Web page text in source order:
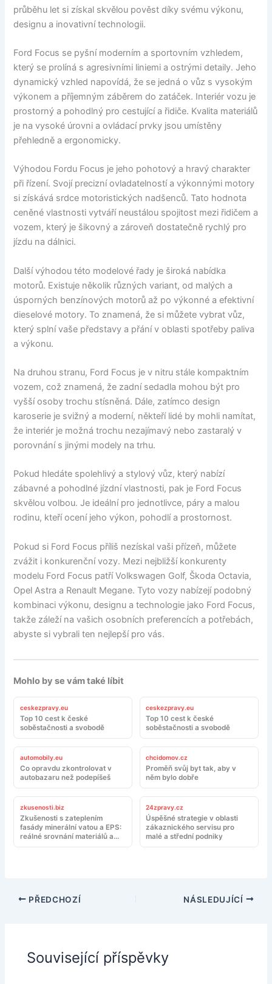
průběhu let si získal skvělou pověst díky svému výkonu,
designu a inovativní technologii.
Ford Focus se pyšní moderním a sportovním vzhledem,
který se prolíná s agresivními liniemi a ostrými detaily. Jeho
dynamický vzhled napovídá, že se jedná o vůz s vysokým
výkonem a příjemným záběrem do zatáček. Interiér vozu je
prostorný a pohodlný pro cestující a řidiče. Kvalita materiálů
je na vysoké úrovni a ovládací prvky jsou umístěny
přehledně a ergonomicky.
Výhodou Fordu Focus je jeho pohotový a hravý charakter
při řízení. Svojí precizní ovladatelností a výkonnými motory
si získává srdce motoristických nadšenců. Tato hodnota
ceněné vlastnosti vytváří neustálou spojitost mezi řidičem a
vozem, který je šikovný a zároveň dostatečně rychlý pro
jízdu na dálnici.
Další výhodou této modelové řady je široká nabídka
motorů. Existuje několik různých variant, od malých a
úsporných benzínových motorů až po výkonné a efektivní
dieselové motory. To znamená, že si můžete vybrat vůz,
který splní vaše představy a přání v oblasti spotřeby paliva
a výkonu.
Na druhou stranu, Ford Focus je v nitru stále kompaktním
vozem, což znamená, že zadní sedadla mohou být pro
vyšší osoby trochu stísněná. Dále, zatímco design
karoserie je svižný a moderní, někteří lidé by mohli namítat,
že interiér je možná trochu nezajímavý nebo zastaralý v
porovnání s jinými modely na trhu.
Pokud hledáte spolehlivý a stylový vůz, který nabízí
zábavné a pohodlné jízdní vlastnosti, pak je Ford Focus
skvělou volbou. Je ideální pro jednotlivce, páry a malou
rodinu, kteří ocení jeho výkon, pohodlí a prostornost.
Pokud si Ford Focus příliš nezískal vaši přízeň, můžete
zvážit i konkurenční vozy. Mezi nejbližší konkurenty
modelu Ford Focus patří Volkswagen Golf, Škoda Octavia,
Opel Astra a Renault Megane. Tyto vozy nabízejí podobný
kombinaci výkonu, designu a technologie jako Ford Focus,
takže záleží na vašich osobních preferencích a potřebách,
abyste si vybrali ten nejlepší pro vás.
Mohlo by se vám také líbit
ceskezpravy.eu
Top 10 cest k české
soběstačnosti a svobodě
ceskezpravy.eu
Top 10 cest k české
soběstačnosti a svobodě
automobily.eu
Co opravdu zkontrolovat v
autobazaru než podepíšeš
chcidomov.cz
Proměň svůj byt tak, aby v
něm bylo dobře
zkusenosti.biz
Zkušenosti s zateplením
fasády minerální vatou a EPS:
reálné srovnání materiálů a
montáže
24zpravy.cz
Úspěšné strategie v oblasti
zákaznického servisu pro
malé a střední podniky
PŘEDCHOZÍ NÁSLEDUJÍCÍ
Související příspěvky